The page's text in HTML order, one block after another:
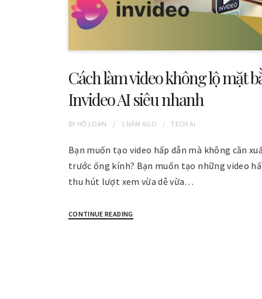
Cách làm video không lộ mặt
Invideo AI siêu nhanh
BY HỒ LOAN 1 NĂM AGO TECH AI
Bạn muốn tạo video hấp dẫn mà không cần
trước ống kính? Bạn muốn tạo những video
thu hút lượt xem vừa dễ vừa…
CONTINUE READING